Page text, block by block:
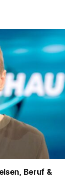
Beruf &